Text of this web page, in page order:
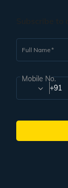
Full Name
Mobile No.
+91